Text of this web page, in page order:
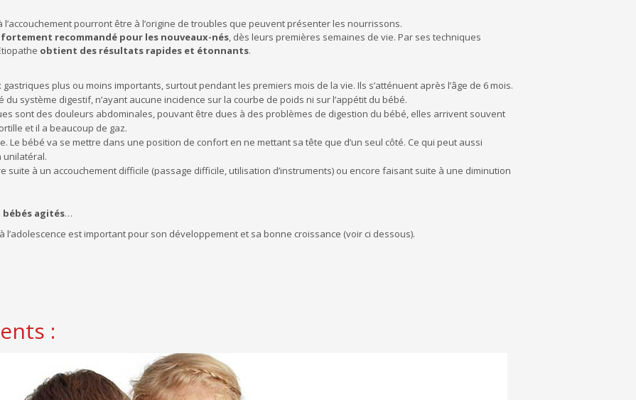
pourront être à l’origine de troubles que peuvent présenter les nourrissons.
recommandé pour les nouveaux-nés, dès leurs premières semaines de vie. Par ses techniques
obtient des résultats rapides et étonnants.
plus ou moins importants, surtout pendant les premiers mois de la vie. Ils s’atténuent après l’âge de 6 mois.
système digestif, n’ayant aucune incidence sur la courbe de poids ni sur l’appétit du bébé.
sont des douleurs abdominales, pouvant être dues à des problèmes de digestion du bébé, elles arrivent souvent
et il a beaucoup de gaz.
Le bébé va se mettre dans une position de confort en ne mettant sa tête que d’un seul côté. Ce qui peut aussi
unilatéral.
suite à un accouchement difficile (passage difficile, utilisation d’instruments) ou encore faisant suite à une diminution
bébés agités…
est important pour son développement et sa bonne croissance (voir ci dessous).
: